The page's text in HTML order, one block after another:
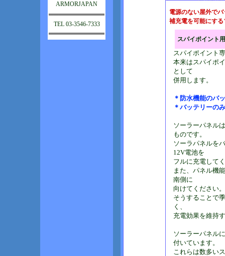
ARMORJAPAN
TEL 03-3546-7333
電源のない屋外で
補充電を可能にす
スパイポイント
スパイポイント
本来はスパイポ
として
併用します。
＊防水機能のバ
＊バッテリーの
ソーラーパネル
ものです。
ソーラパネルを
12V電池を
フルに充電して
また、パネル機
南側に
向けてください。
そうすることで
く、
充電効果を維持
ソーラーパネル
付いています。
これらは数多い